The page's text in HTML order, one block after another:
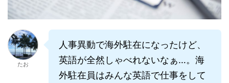
たお
人事異動で海外駐在になったけど、
英語が全然しゃべれないなぁ…。海
外駐在員はみんな英語で仕事をして